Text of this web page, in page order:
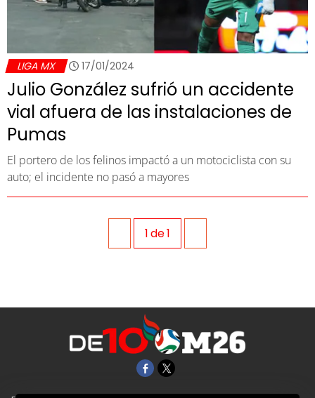
LIGA MX 17/01/2024
Julio González sufrió un accidente
vial afuera de las instalaciones de
Pumas
El portero de los felinos impactó a un motociclista con su
auto; el incidente no pasó a mayores
1de1